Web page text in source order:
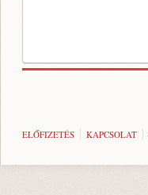
ELŐFIZETÉS KAPCSOLAT